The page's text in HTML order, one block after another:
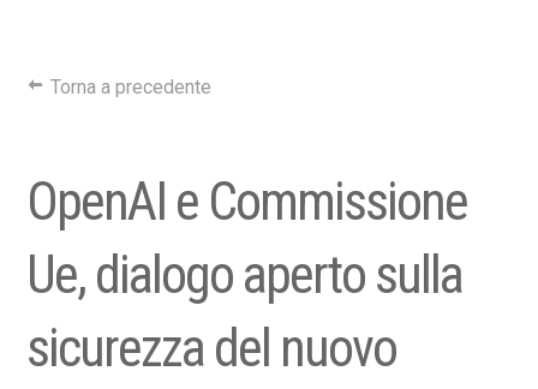
Torna a precedente
OpenAI e Commissione
Ue, dialogo aperto sulla
sicurezza del nuovo